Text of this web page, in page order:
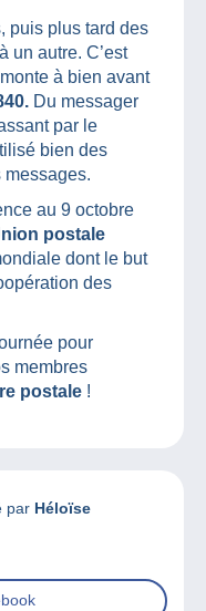
puis plus tard des
un autre. C’est
à bien avant
Du messager
par le
bien des
messages.
au 9 octobre
postale
dont le but
des
pour
membres
postale !
par Héloïse